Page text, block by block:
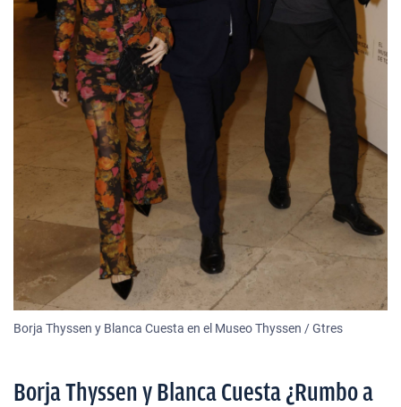
Borja Thyssen y Blanca Cuesta en el Museo Thyssen / Gtres
Borja Thyssen y Blanca Cuesta ¿Rumbo a